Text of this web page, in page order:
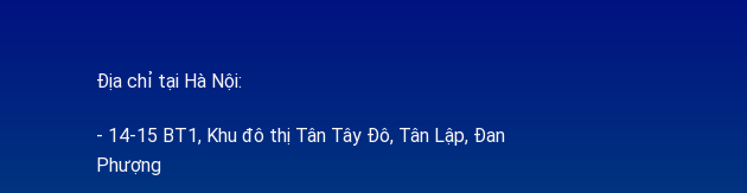
Địa chỉ tại Hà Nội:
- 14-15 BT1, Khu đô thị Tân Tây Đô, Tân Lập, Đan
Phượng